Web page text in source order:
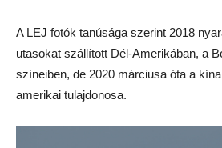
A LEJ fotók tanúsága szerint 2018
utasokat szállított Dél-Amerikában, a
színeiben, de 2020 márciusa óta a
amerikai tulajdonosa.